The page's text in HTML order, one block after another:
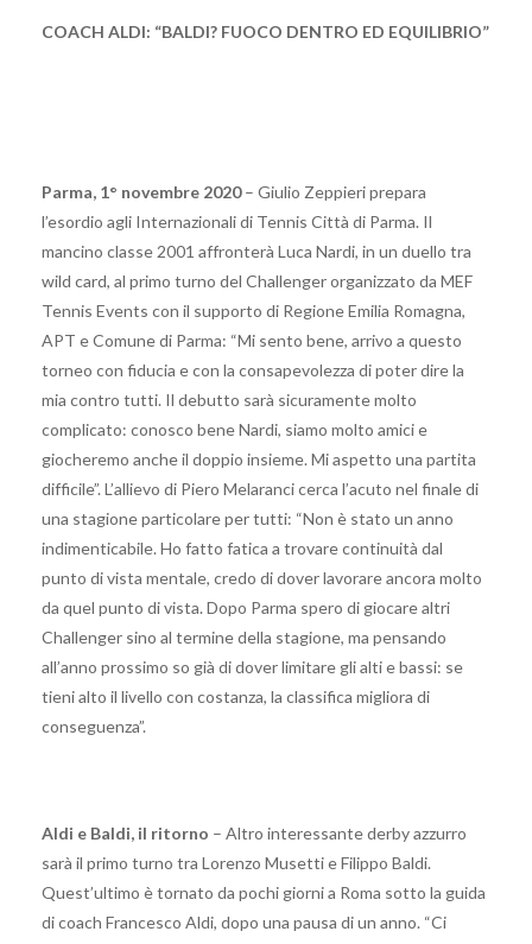
COACH ALDI: “BALDI? FUOCO DENTRO ED EQUILIBRIO”
Parma, 1° novembre 2020– Giulio Zeppieri prepara
l’esordio agli Internazionali di Tennis Città di Parma. Il
mancino classe 2001 affronterà Luca Nardi, in un duello tra
wild card, al primo turno del Challenger organizzato da MEF
Tennis Events con il supporto di Regione Emilia Romagna,
APT e Comune di Parma: “Mi sento bene, arrivo a questo
torneo con fiducia e con la consapevolezza di poter dire la
mia contro tutti. Il debutto sarà sicuramente molto
complicato: conosco bene Nardi, siamo molto amici e
giocheremo anche il doppio insieme. Mi aspetto una partita
difficile”. L’allievo di Piero Melaranci cerca l’acuto nel finale di
una stagione particolare per tutti: “Non è stato un anno
indimenticabile. Ho fatto fatica a trovare continuità dal
punto di vista mentale, credo di dover lavorare ancora molto
da quel punto di vista. Dopo Parma spero di giocare altri
Challenger sino al termine della stagione, ma pensando
all’anno prossimo so già di dover limitare gli alti e bassi: se
tieni alto il livello con costanza, la classifica migliora di
conseguenza”.
Aldi e Baldi, il ritorno – Altro interessante derby azzurro
sarà il primo turno tra Lorenzo Musetti e Filippo Baldi.
Quest’ultimo è tornato da pochi giorni a Roma sotto la guida
di coach Francesco Aldi, dopo una pausa di un anno. “Ci